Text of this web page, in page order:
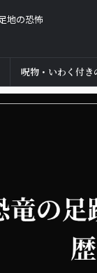
地の恐怖
呪物・いわく付き